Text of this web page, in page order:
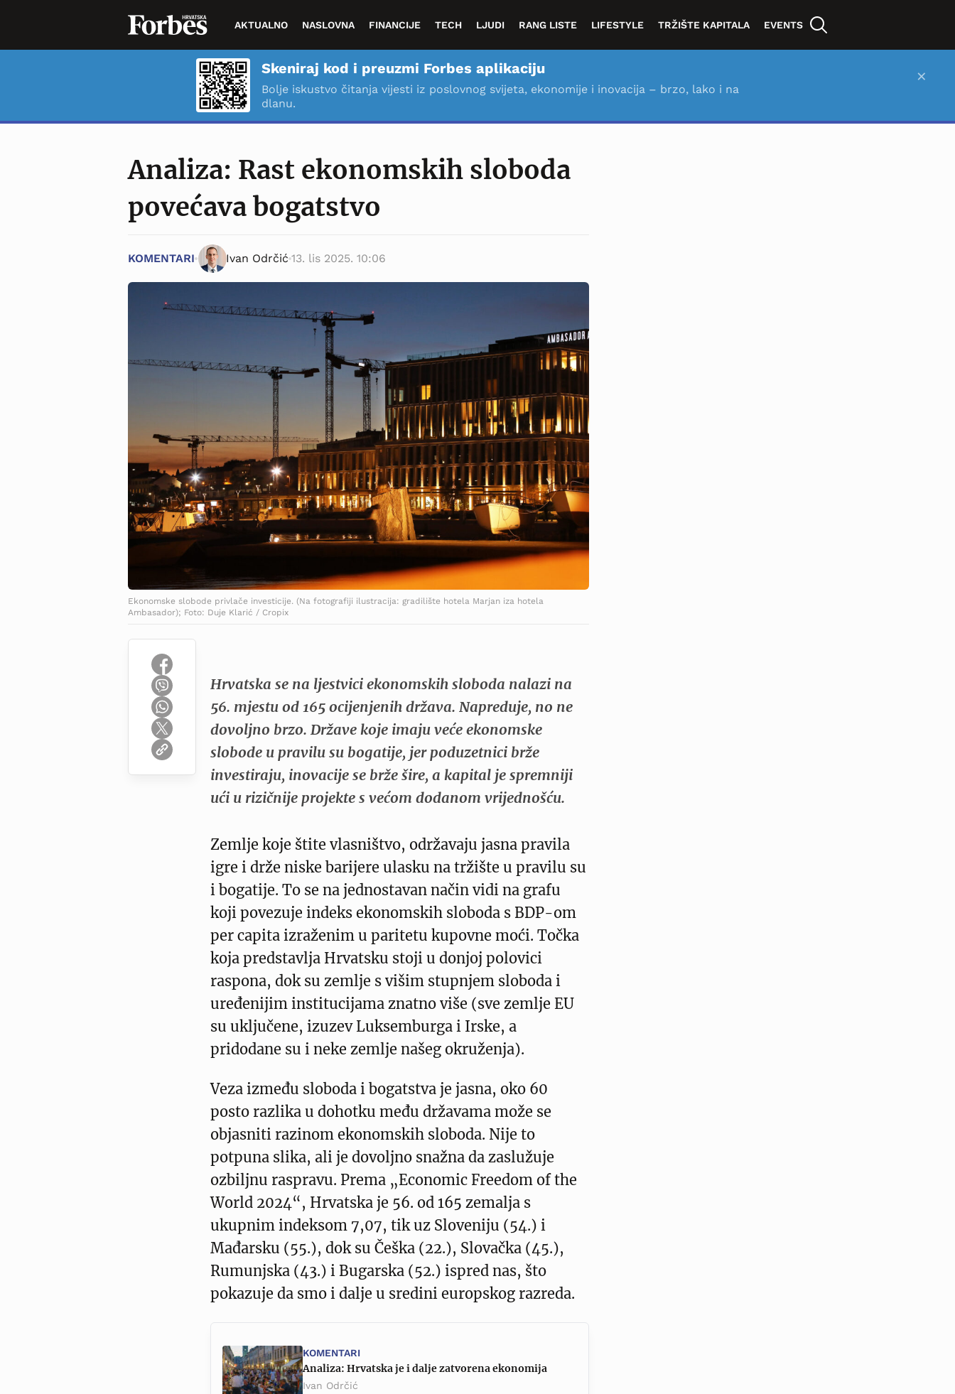
AKTUALNO NASLOVNA FINANCIJE TECH LJUDI RANG LISTE LIFESTYLE TRŽIŠTE KAPITALA EVENTS
Skeniraj kod i preuzmi Forbes aplikaciju
Bolje iskustvo čitanja vijesti iz poslovnog svijeta, ekonomije i inovacija – brzo, lako i na
dlanu.
×
Analiza: Rast ekonomskih sloboda
povećava bogatstvo
KOMENTARI Ivan Odrčić 13. lis 2025. 10:06
Ekonomske slobode privlače investicije. (Na fotografiji ilustracija: gradilište hotela Marjan iza hotela
Ambasador); Foto: Duje Klarić / Cropix
Hrvatska se na ljestvici ekonomskih sloboda nalazi na
56. mjestu od 165 ocijenjenih država. Napreduje, no ne
dovoljno brzo. Države koje imaju veće ekonomske
slobode u pravilu su bogatije, jer poduzetnici brže
investiraju, inovacije se brže šire, a kapital je spremniji
ući u rizičnije projekte s većom dodanom vrijednošću.
Zemlje koje štite vlasništvo, održavaju jasna pravila
igre i drže niske barijere ulasku na tržište u pravilu su
i bogatije. To se na jednostavan način vidi na grafu
koji povezuje indeks ekonomskih sloboda s BDP-om
per capita izraženim u paritetu kupovne moći. Točka
koja predstavlja Hrvatsku stoji u donjoj polovici
raspona, dok su zemlje s višim stupnjem sloboda i
uređenijim institucijama znatno više (sve zemlje EU
su uključene, izuzev Luksemburga i Irske, a
pridodane su i neke zemlje našeg okruženja).
Veza između sloboda i bogatstva je jasna, oko 60
posto razlika u dohotku među državama može se
objasniti razinom ekonomskih sloboda. Nije to
potpuna slika, ali je dovoljno snažna da zaslužuje
ozbiljnu raspravu. Prema „Economic Freedom of the
World 2024“, Hrvatska je 56. od 165 zemalja s
ukupnim indeksom 7,07, tik uz Sloveniju (54.) i
Mađarsku (55.), dok su Češka (22.), Slovačka (45.),
Rumunjska (43.) i Bugarska (52.) ispred nas, što
pokazuje da smo i dalje u sredini europskog razreda.
KOMENTARI
Analiza: Hrvatska je i dalje zatvorena ekonomija
Ivan Odrčić